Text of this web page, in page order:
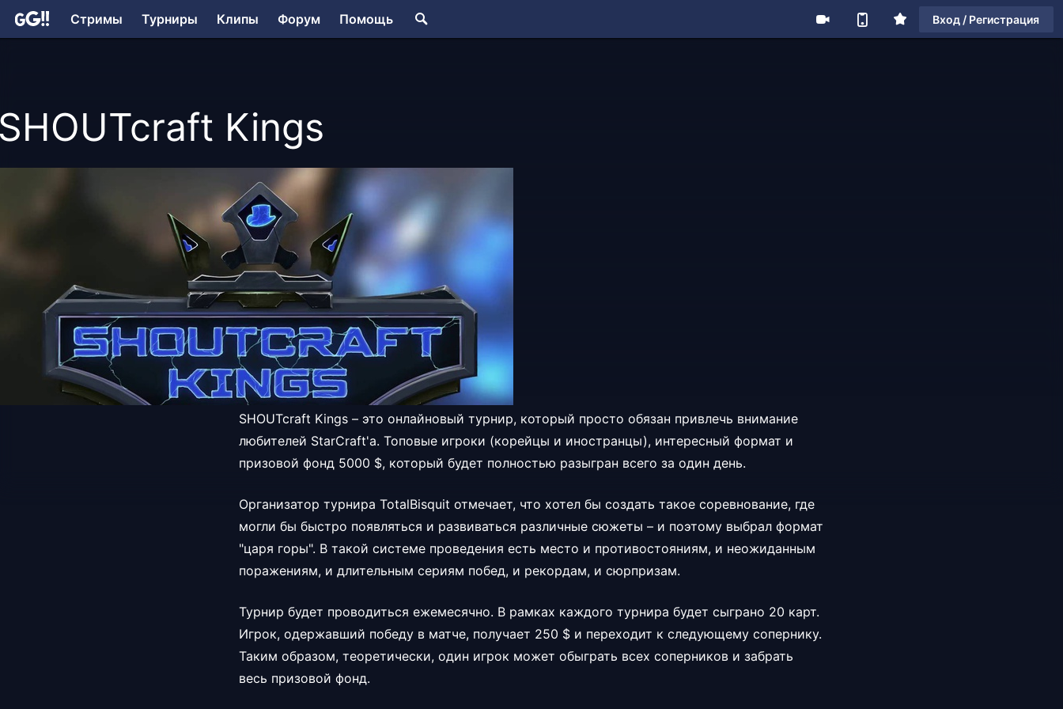
Стримы Турниры Клипы Форум Помощь Вход / Регистрация
Kings
SHOUTcraft Kings – это онлайновый турнир, который просто обязан привлечь внимание
любителей StarCraft'а. Топовые игроки (корейцы и иностранцы), интересный формат и
призовой фонд 5000 $, который будет полностью разыгран всего за один день.
Организатор турнира TotalBisquit отмечает, что хотел бы создать такое соревнование, где
могли бы быстро появляться и развиваться различные сюжеты – и поэтому выбрал формат
"царя горы". В такой системе проведения есть место и противостояниям, и неожиданным
поражениям, и длительным сериям побед, и рекордам, и сюрпризам.
Турнир будет проводиться ежемесячно. В рамках каждого турнира будет сыграно 20 карт.
Игрок, одержавший победу в матче, получает 250 $ и переходит к следующему сопернику.
Таким образом, теоретически, один игрок может обыграть всех соперников и забрать
весь призовой фонд.